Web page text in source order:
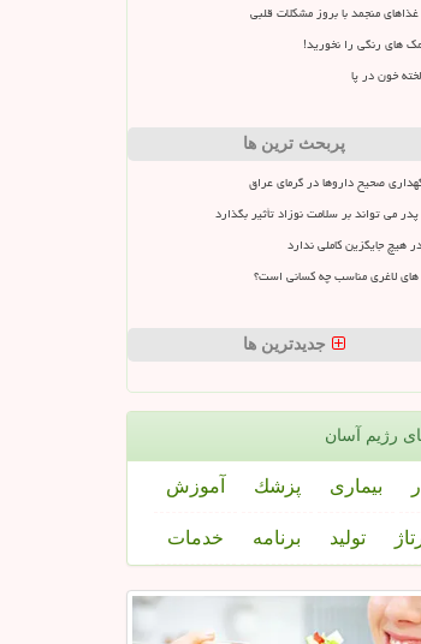
غذاهای منجمد با بروز مشکلات قلبی
های رنگی را نخورید!
خون در پا
پربحث ترین ها
صحیح داروها در گرمای عراق
می تواند بر سلامت نوزاد تأثیر بگذارد
هیچ جایگزین کاملی ندارد
های لاغری مناسب چه کسانی است؟
جدیدترین ها
رژیم آسان
بیماری پزشك آموزش
تولید برنامه خدمات